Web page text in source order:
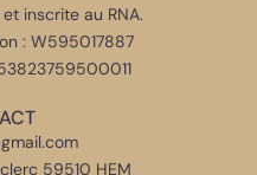
inscrite au RNA.
: W595017887
59510 HEM